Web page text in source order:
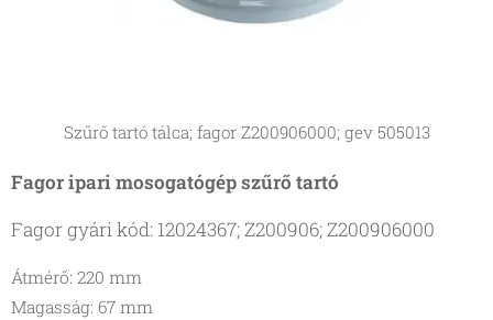
Szűrő tartó tálca; fagor Z200906000; gev 505013
Fagoriparimosogatógép szűrő tartó
Fagor gyári kód: 12024367; Z200906; Z200906000
Átmérő: 220 mm
Magasság: 67 mm